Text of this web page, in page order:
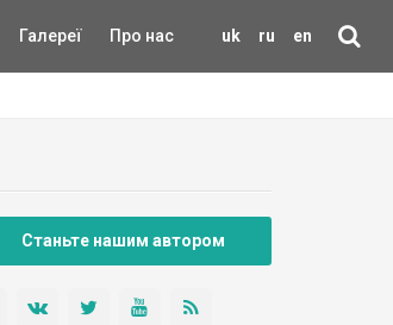
uk ru en
Галереї Про нас
Станьте нашим автором